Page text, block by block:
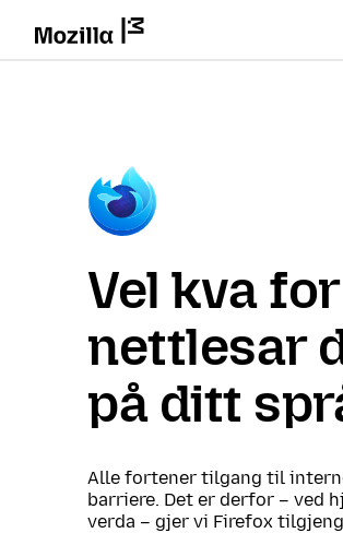
Vel kva
nettlesar
på ditt
Alle fortener tilgang til
barriere. Det er derfor – ved
verda – gjer vi Firefox